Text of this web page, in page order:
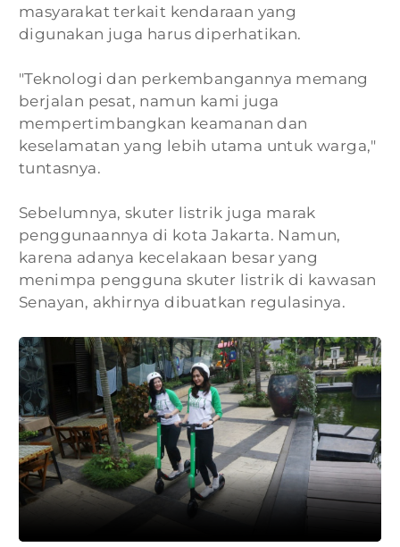
masyarakat terkait kendaraan yang
digunakan juga harus diperhatikan.
"Teknologi dan perkembangannya memang
berjalan pesat, namun kami juga
mempertimbangkan keamanan dan
keselamatan yang lebih utama untuk warga⁣,"
tuntasnya.
Sebelumnya, skuter listrik juga marak
penggunaannya di kota Jakarta. Namun,
karena adanya kecelakaan besar yang
menimpa pengguna skuter listrik di kawasan
Senayan, akhirnya dibuatkan regulasinya.